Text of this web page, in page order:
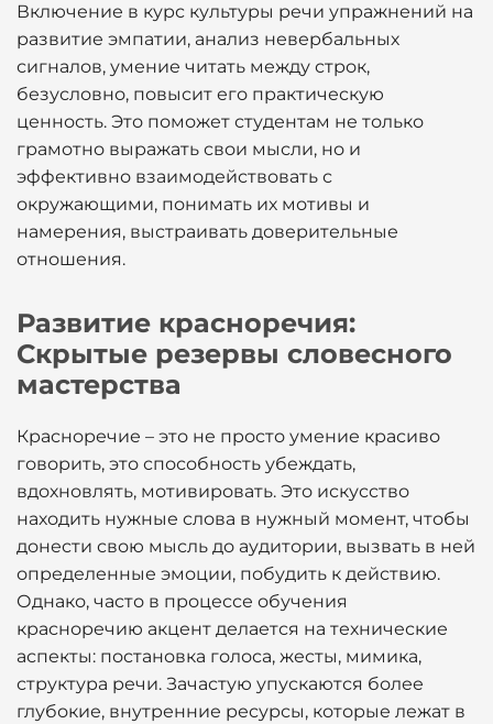
Включение в курс культуры речи упражнений на
развитие эмпатии, анализ невербальных
сигналов, умение читать между строк,
безусловно, повысит его практическую
ценность. Это поможет студентам не только
грамотно выражать свои мысли, но и
эффективно взаимодействовать с
окружающими, понимать их мотивы и
намерения, выстраивать доверительные
отношения.
Развитие красноречия:
Скрытые резервы словесного
мастерства
Красноречие – это не просто умение красиво
говорить, это способность убеждать,
вдохновлять, мотивировать. Это искусство
находить нужные слова в нужный момент, чтобы
донести свою мысль до аудитории, вызвать в ней
определенные эмоции, побудить к действию.
Однако, часто в процессе обучения
красноречию акцент делается на технические
аспекты: постановка голоса, жесты, мимика,
структура речи. Зачастую упускаются более
глубокие, внутренние ресурсы, которые лежат в